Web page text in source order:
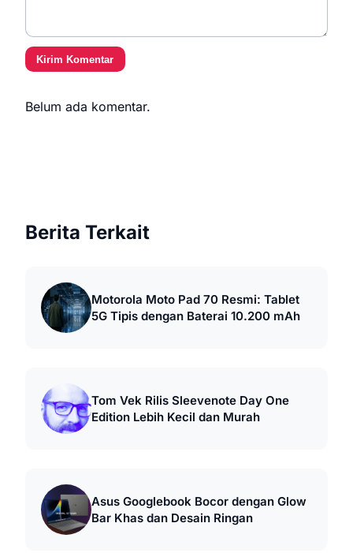
Kirim Komentar
Belum ada komentar.
Berita Terkait
Motorola Moto Pad 70 Resmi: Tablet
5G Tipis dengan Baterai 10.200 mAh
Tom Vek Rilis Sleevenote Day One
Edition Lebih Kecil dan Murah
Asus Googlebook Bocor dengan Glow
Bar Khas dan Desain Ringan